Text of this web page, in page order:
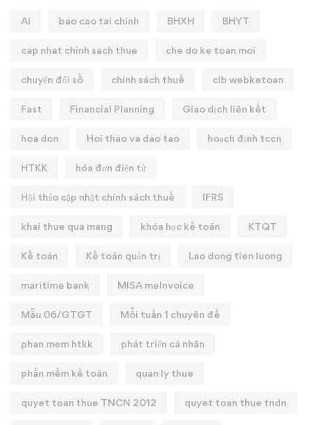
AI bao cao tai chinh BHXH BHYT
cap nhat chinh sach thue che do ke toan moi
chuyển đổi số chính sách thuế clb webketoan
Fast Financial Planning Giao dịch liên kết
hoa don Hoi thao va dao tao hoạch định tccn
HTKK hóa đơn điện tử
Hội thảo cập nhật chính sách thuế IFRS
khai thue qua mang khóa học kế toán KTQT
Kế toán Kế toán quản trị Lao dong tien luong
maritime bank MISA meInvoice
Mẫu 06/GTGT Mỗi tuần 1 chuyên đề
phan mem htkk phát triển cá nhân
phần mềm kế toán quan ly thue
quyet toan thue TNCN 2012 quyet toan thue tndn